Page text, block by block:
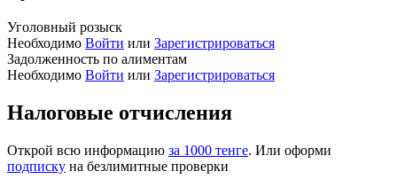
Уголовный розыск
Необходимо Войти или Зарегистрироваться
Задолженность по алиментам
Необходимо Войти или Зарегистрироваться
Налоговые отчисления
Открой всю информацию за 1000 тенге. Или оформи
подписку на безлимитные проверки